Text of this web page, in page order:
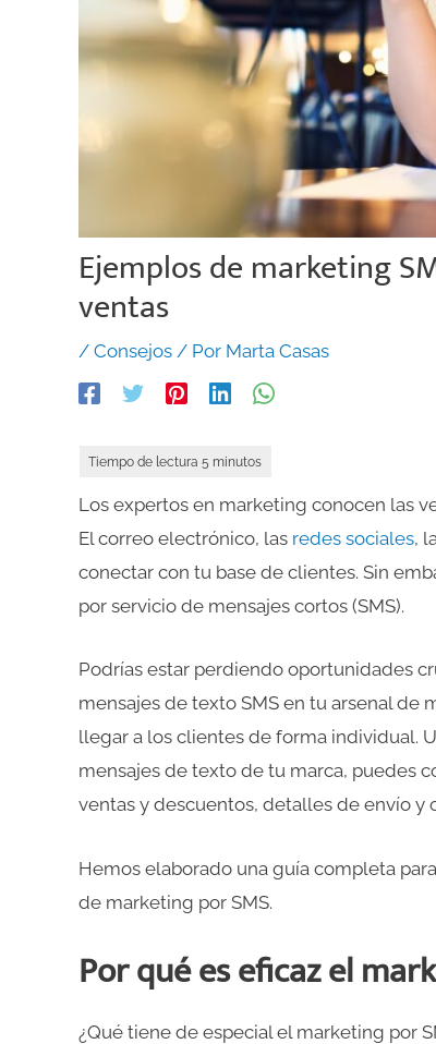
Ejemplos de marketing
ventas
/ Consejos / Por Marta Casas
Los expertos en marketing conocen las
El correo electrónico, las redes sociales,
conectar con tu base de clientes. Sin
por servicio de mensajes cortos (SMS).
Podrías estar perdiendo oportunidades
mensajes de texto SMS en tu arsenal de
llegar a los clientes de forma individual.
mensajes de texto de tu marca, puedes
ventas y descuentos, detalles de envío y
Hemos elaborado una guía completa
de marketing por SMS.
Por qué es eficaz el
¿Qué tiene de especial el marketing por